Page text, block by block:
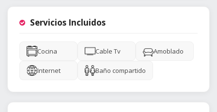
Servicios Incluidos
Cocina Cable Tv Amoblado
Internet Baño compartido